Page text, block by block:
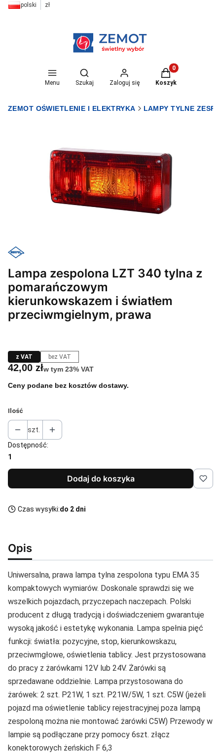
polski zł
Menu
Otwórz wyszukiwarkę
Szukaj Zaloguj się
Produkty w
Koszyk
ZEMOT OŚWIETLENIE I ELEKTRYKA LAMPY TYLNE
Lampa zespolona LZT 340 tylna z
pomarańczowym
kierunkowskazem i światłem
przeciwmgielnym, prawa
z VAT bez VAT
Cena
42,00 złw tym 23% VAT
w tym 23% VAT
Ceny podane bez kosztów dostawy.
Ilość
szt.
Dostępność:
1
Dodaj do koszyka
Czas wysyłki:do 2 dni
Opis
Uniwersalna, prawa lampa tylna zespolona typu EMA 35
kompaktowych wymiarów. Doskonale sprawdzi się we
wszelkich pojazdach, przyczepach naczepach. Polski
producent z długą tradycją i doświadczeniem gwarantuje
wysoką jakość i estetykę wykonania. Lampa spełnia pięć
funkcji: światła: pozycyjne, stop, kierunkowskazu,
przeciwmgłowe, oświetlenia tablicy. Jest przystosowana
do pracy z żarówkami 12V lub 24V. Żarówki są
sprzedawane oddzielnie. Lampa przystosowana do
żarówek: 2 szt. P21W, 1 szt. P21W/5W, 1 szt. C5W (jeżeli
pojazd ma oświetlenie tablicy rejestracyjnej poza lampą
zespoloną można nie montować żarówki C5W) Przewody w
lampie są podłączane przy pomocy 6szt. złącz
konektorowych żeńskich F 6,3